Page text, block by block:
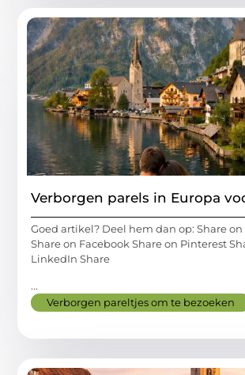
Verborgen parels in Europa
Goed artikel? Deel hem dan op: Share on
Share on Facebook Share on Pinterest
LinkedIn Share
...
Verborgen pareltjes om te bezoeken